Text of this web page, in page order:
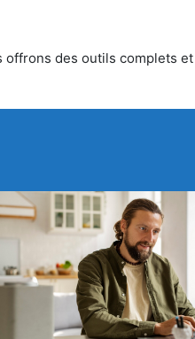
offrons des outils complets